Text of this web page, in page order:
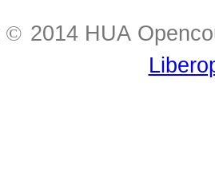
© 2014 HUA